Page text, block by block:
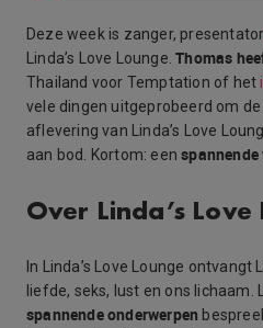
Deze week is zanger,
Linda’s Love Lounge.Thomas
Thailand voor Temptation of het
vele dingen uitgeprobeerd om de
aflevering van Linda’s Love
aan bod. Kortom: eenspannende
Over Linda’s Love
In Linda’s Love Lounge ontvangt
liefde, seks, lust en ons
spannende onderwerpen